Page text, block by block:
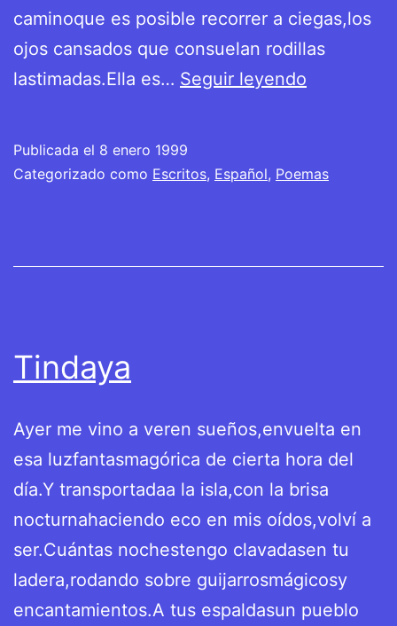
caminoque es posible recorrer a ciegas,los
ojos cansados que consuelan rodillas
lastimadas.Ella es… Seguir leyendo
Publicada el 8 enero 1999
Categorizado como Escritos, Español, Poemas
Tindaya
Ayer me vino a veren sueños,envuelta en
esa luzfantasmagórica de cierta hora del
día.Y transportadaa la isla,con la brisa
nocturnahaciendo eco en mis oídos,volví a
ser.Cuántas nochestengo clavadasen tu
ladera,rodando sobre guijarrosmágicosy
encantamientos.A tus espaldasun pueblo